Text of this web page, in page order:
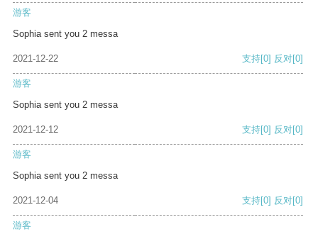
游客
Sophia sent you 2 messa
2021-12-22 支持[0] 反对[0]
游客
Sophia sent you 2 messa
2021-12-12 支持[0] 反对[0]
游客
Sophia sent you 2 messa
2021-12-04 支持[0] 反对[0]
游客